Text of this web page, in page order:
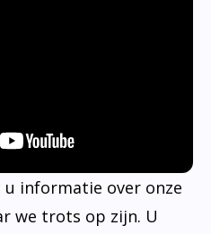
informatie over onze
we trots op zijn. U